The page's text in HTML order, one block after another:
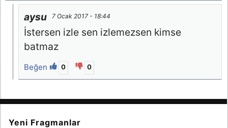
aysu 7 Ocak 2017 - 18:44
İstersen izle sen izlemezsen kimse
batmaz
Beğen 0 0
Yeni Fragmanlar